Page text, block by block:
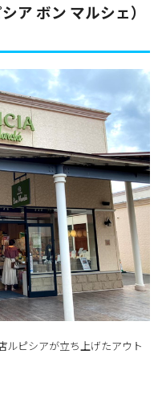
ア ボン マルシェ）
ルピシアが立ち上げたアウト